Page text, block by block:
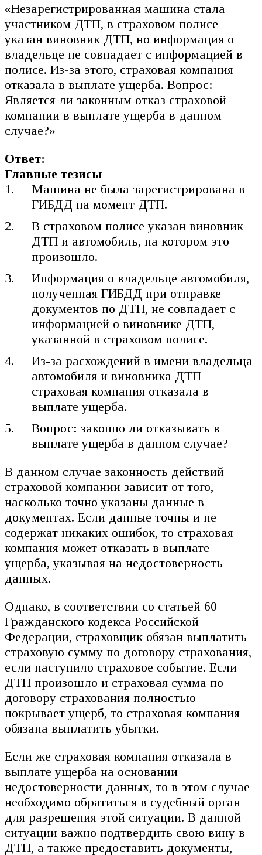
«Незарегистрированная машина стала
участником ДТП, в страховом полисе
указан виновник ДТП, но информация о
владельце не совпадает с информацией в
полисе. Из-за этого, страховая компания
отказала в выплате ущерба. Вопрос:
Является ли законным отказ страховой
компании в выплате ущерба в данном
случае?»
Ответ:
Главные тезисы
Машина не была зарегистрирована в
ГИБДД на момент ДТП.
В страховом полисе указан виновник
ДТП и автомобиль, на котором это
произошло.
Информация о владельце автомобиля,
полученная ГИБДД при отправке
документов по ДТП, не совпадает с
информацией о виновнике ДТП,
указанной в страховом полисе.
Из-за расхождений в имени владельца
автомобиля и виновника ДТП
страховая компания отказала в
выплате ущерба.
Вопрос: законно ли отказывать в
выплате ущерба в данном случае?
В данном случае законность действий
страховой компании зависит от того,
насколько точно указаны данные в
документах. Если данные точны и не
содержат никаких ошибок, то страховая
компания может отказать в выплате
ущерба, указывая на недостоверность
данных.
Однако, в соответствии со статьей 60
Гражданского кодекса Российской
Федерации, страховщик обязан выплатить
страховую сумму по договору страхования,
если наступило страховое событие. Если
ДТП произошло и страховая сумма по
договору страхования полностью
покрывает ущерб, то страховая компания
обязана выплатить убытки.
Если же страховая компания отказала в
выплате ущерба на основании
недостоверности данных, то в этом случае
необходимо обратиться в судебный орган
для разрешения этой ситуации. В данной
ситуации важно подтвердить свою вину в
ДТП, а также предоставить документы,